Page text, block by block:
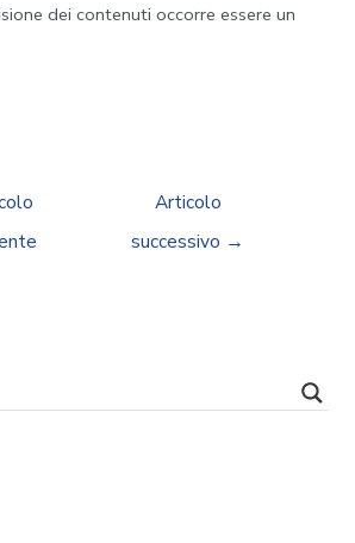
dei contenuti occorre essere un
Articolo
successivo →